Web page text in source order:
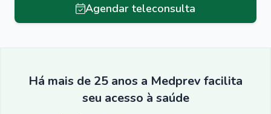
Agendar teleconsulta
Há mais de 25 anos a Medprev facilita
seu acesso à saúde